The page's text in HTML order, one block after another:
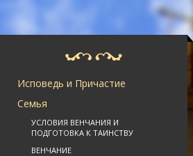
Исповедь и Причастие
Семья
УСЛОВИЯ ВЕНЧАНИЯ И
ПОДГОТОВКА К ТАИНСТВУ
ВЕНЧАНИЕ